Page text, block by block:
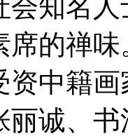
会知名
席的禅
资中籍
丽诚、